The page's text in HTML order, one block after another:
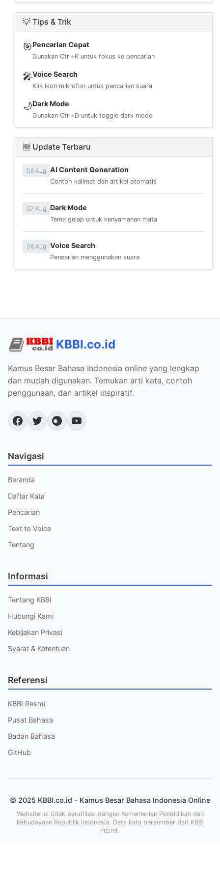
💡 Tips & Trik
🎯Pencarian Cepat
Gunakan Ctrl+K untuk fokus ke pencarian
🎤Voice Search
Klik ikon mikrofon untuk pencarian suara
🌙Dark Mode
Gunakan Ctrl+D untuk toggle dark mode
🆕 Update Terbaru
08 Aug AI Content Generation
Contoh kalimat dan artikel otomatis
07 Aug Dark Mode
Tema gelap untuk kenyamanan mata
06 Aug Voice Search
Pencarian menggunakan suara
KBBI.co.id
Kamus Besar Bahasa Indonesia online yang lengkap
dan mudah digunakan. Temukan arti kata, contoh
penggunaan, dan artikel inspiratif.
Navigasi
Beranda
Daftar Kata
Pencarian
Text to Voice
Tentang
Informasi
Tentang KBBI
Hubungi Kami
Kebijakan Privasi
Syarat & Ketentuan
Referensi
KBBI Resmi
Pusat Bahasa
Badan Bahasa
GitHub
© 2025 KBBI.co.id - Kamus Besar Bahasa Indonesia Online
Website ini tidak berafiliasi dengan Kementerian Pendidikan dan
Kebudayaan Republik Indonesia. Data kata bersumber dari KBBI
resmi.